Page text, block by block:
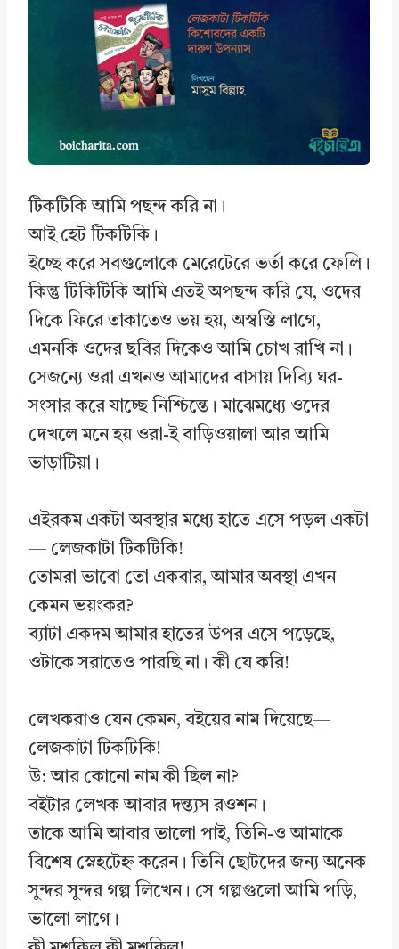
d
I
n
A
p
p
টিকটিকি আমি পছন্দ করি না।
আই হেট টিকটিকি।
ইচ্ছে করে সবগুলোকে মেরেটেরে ভর্তা করে ফেলি।
কিন্তু টিকিটিকি আমি এতই অপছন্দ করি যে, ওদের
দিকে ফিরে তাকাতেও ভয় হয়, অস্বস্তি লাগে,
এমনকি ওদের ছবির দিকেও আমি চোখ রাখি না।
সেজন্যে ওরা এখনও আমাদের বাসায় দিব্যি ঘর-
সংসার করে যাচ্ছে নিশ্চিন্তে। মাঝেমধ্যে ওদের
দেখলে মনে হয় ওরা-ই বাড়িওয়ালা আর আমি
ভাড়াটিয়া।
এইরকম একটা অবস্থার মধ্যে হাতে এসে পড়ল একটা
— লেজকাটা টিকটিকি!
তোমরা ভাবো তো একবার, আমার অবস্থা এখন
কেমন ভয়ংকর?
ব্যাটা একদম আমার হাতের উপর এসে পড়েছে,
ওটাকে সরাতেও পারছি না। কী যে করি!
লেখকরাও যেন কেমন, বইয়ের নাম দিয়েছে—
লেজকাটা টিকটিকি!
উ: আর কোনো নাম কী ছিল না?
বইটার লেখক আবার দন্ত্যস রওশন।
তাকে আমি আবার ভালো পাই, তিনি-ও আমাকে
বিশেষ স্নেহটেহ্ন করেন। তিনি ছোটদের জন্য অনেক
সুন্দর সুন্দর গল্প লিখেন। সে গল্পগুলো আমি পড়ি,
ভালো লাগে।